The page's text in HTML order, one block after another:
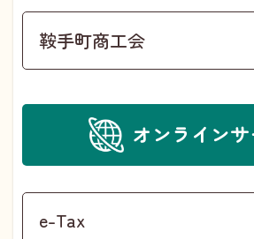
鞍手町商工会
オンライン
e-Tax